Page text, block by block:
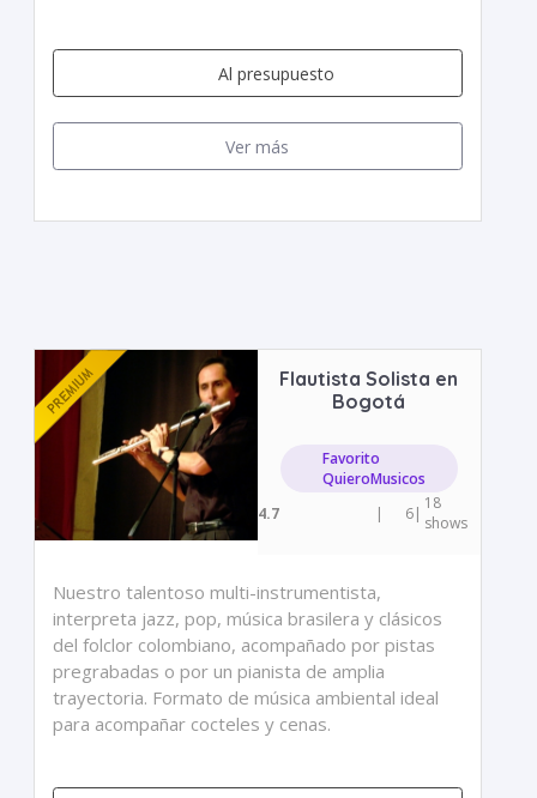
Al presupuesto
Ver más
Flautista Solista en
Bogotá
Favorito
QuieroMusicos
4.7
| 6| 18
shows
Nuestro talentoso multi-instrumentista,
interpreta jazz, pop, música brasilera y clásicos
del folclor colombiano, acompañado por pistas
pregrabadas o por un pianista de amplia
trayectoria. Formato de música ambiental ideal
para acompañar cocteles y cenas.